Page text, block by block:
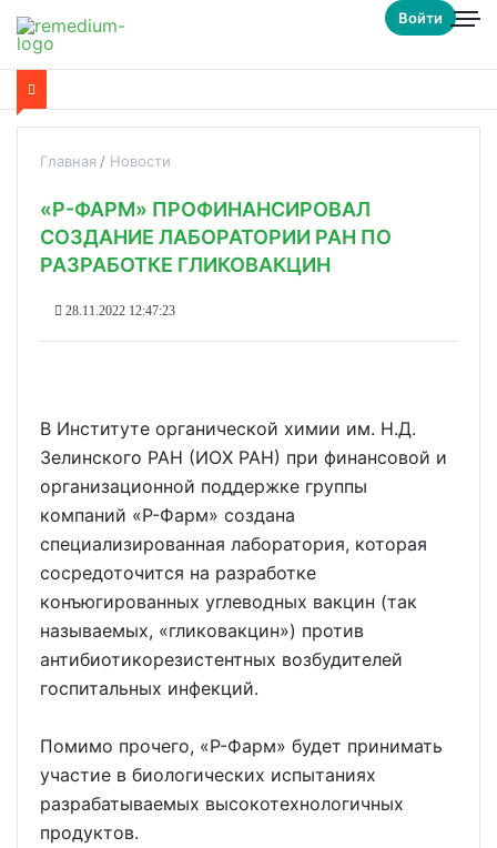
Войти
Главная Новости
«Р-ФАРМ» ПРОФИНАНСИРОВАЛ
СОЗДАНИЕ ЛАБОРАТОРИИ РАН ПО
РАЗРАБОТКЕ ГЛИКОВАКЦИН
28.11.2022 12:47:23
В Институте органической химии им. Н.Д.
Зелинского РАН (ИОХ РАН) при финансовой и
организационной поддержке группы
компаний «Р-Фарм» создана
специализированная лаборатория, которая
сосредоточится на разработке
конъюгированных углеводных вакцин (так
называемых, «гликовакцин») против
антибиотикорезистентных возбудителей
госпитальных инфекций.
Помимо прочего, «Р-Фарм» будет принимать
участие в биологических испытаниях
разрабатываемых высокотехнологичных
продуктов.